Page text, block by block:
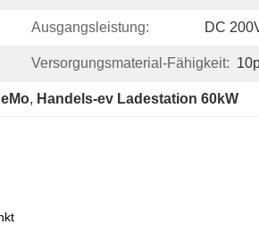
Ausgangsleistung: DC
Versorgungsmaterial-Fähigkeit:
, Handels-ev Ladestation 60kW